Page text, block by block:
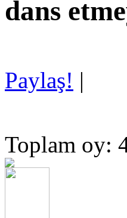
dans
Paylaş! |
Toplam oy: